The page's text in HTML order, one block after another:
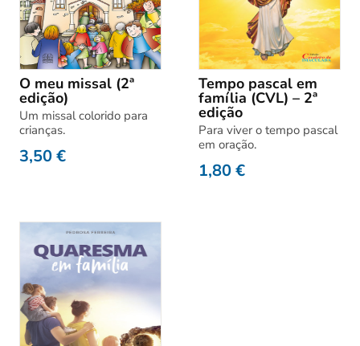
O meu missal (2ª
edição)
Um missal colorido para
crianças.
3,50€
Tempo pascal em
família (CVL) – 2ª
edição
Para viver o tempo pascal
em oração.
1,80€